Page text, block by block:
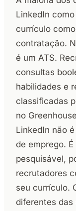
LinkedIn
currículo
contratação.
é um ATS.
consultas
habilidades e
classificadas
no
LinkedIn não
de emprego.
pesquisável,
recrutadores
seu currículo.
diferentes das